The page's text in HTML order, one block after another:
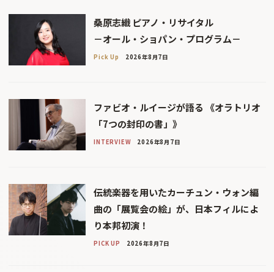
桑原志織 ピアノ・リサイタル
－オール・ショパン・プログラム－
Pick Up 2026年8月7日
ファビオ・ルイージが語る 《オラトリオ
「7つの封印の書」》
INTERVIEW 2026年8月7日
伝統楽器を用いたカーチュン・ウォン編
曲の「展覧会の絵」が、日本フィルによ
り本邦初演！
PICK UP 2026年8月7日